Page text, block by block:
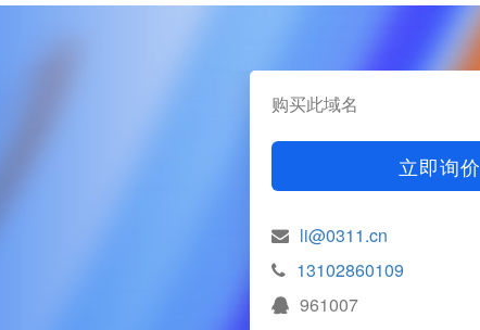
购买此域名
立即询价
li@0311.cn
13102860109
961007